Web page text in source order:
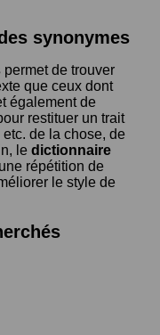
synonymes
permet de trouver
que ceux dont
également de
restituer un trait
de la chose, de
le dictionnaire
répétition de
le style de